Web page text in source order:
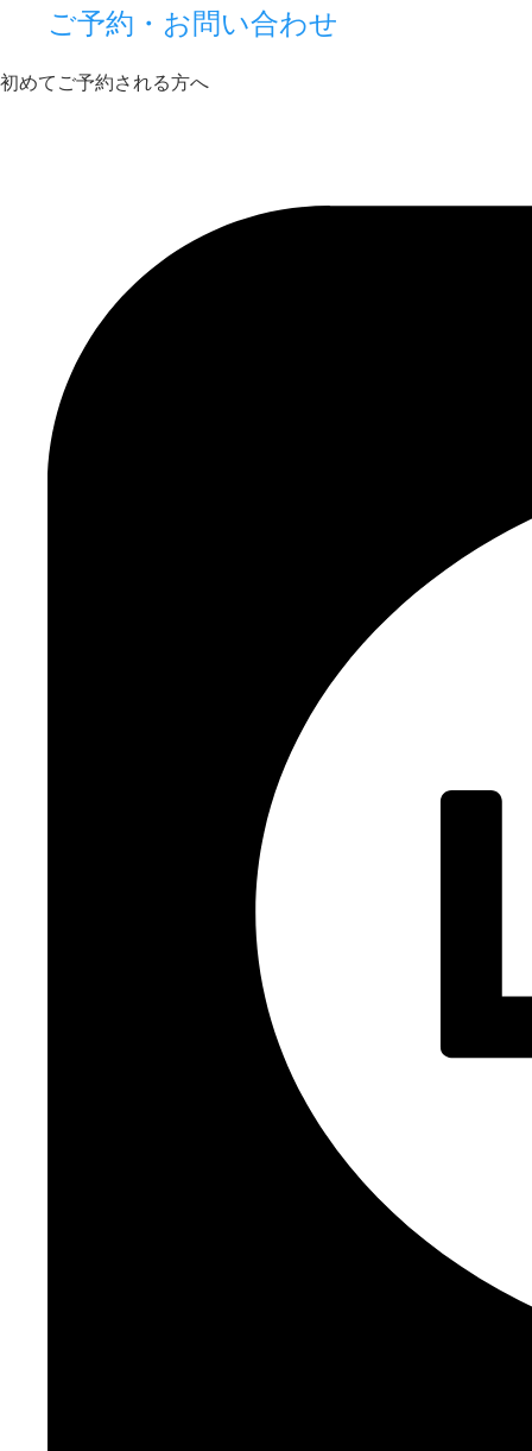
ご予約・お問い合わせ
初めてご予約される方へ